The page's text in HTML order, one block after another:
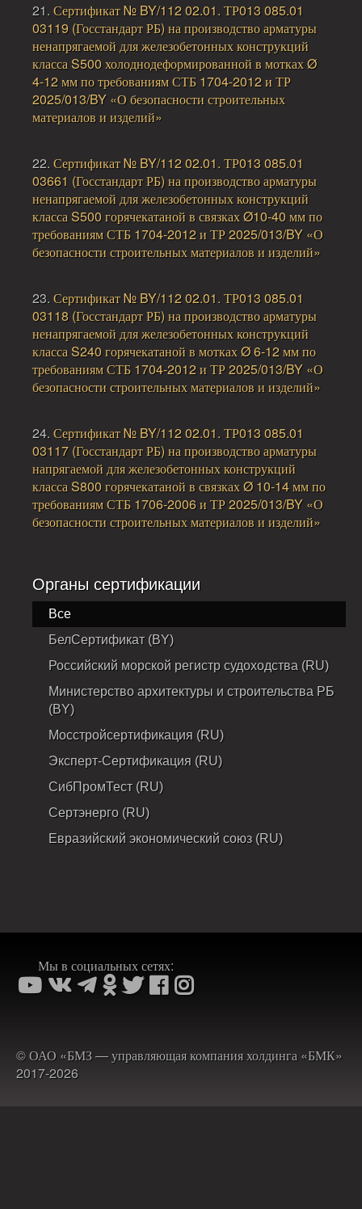
21. Сертификат № BY/112 02.01. ТР013 085.01
03119 (Госстандарт РБ) на производство арматуры
ненапрягаемой для железобетонных конструкций
класса S500 холоднодеформированной в мотках Ø
4-12 мм по требованиям СТБ 1704-2012 и ТР
2025/013/BY «О безопасности строительных
материалов и изделий»
22. Сертификат № BY/112 02.01. ТР013 085.01
03661 (Госстандарт РБ) на производство арматуры
ненапрягаемой для железобетонных конструкций
класса S500 горячекатаной в связках Ø10-40 мм по
требованиям СТБ 1704-2012 и ТР 2025/013/BY «О
безопасности строительных материалов и изделий»
23. Сертификат № BY/112 02.01. ТР013 085.01
03118 (Госстандарт РБ) на производство арматуры
ненапрягаемой для железобетонных конструкций
класса S240 горячекатаной в мотках Ø 6-12 мм по
требованиям СТБ 1704-2012 и ТР 2025/013/BY «О
безопасности строительных материалов и изделий»
24. Сертификат № BY/112 02.01. ТР013 085.01
03117 (Госстандарт РБ) на производство арматуры
напрягаемой для железобетонных конструкций
класса S800 горячекатаной в связках Ø 10-14 мм по
требованиям СТБ 1706-2006 и ТР 2025/013/BY «О
безопасности строительных материалов и изделий»
Органы сертификации
Все
БелСертификат (BY)
Российский морской регистр судоходства (RU)
Министерство архитектуры и строительства РБ
(BY)
Мосстройсертификация (RU)
Эксперт-Сертификация (RU)
СибПромТест (RU)
Сертэнерго (RU)
Евразийский экономический союз (RU)
Мы в социальных сетях:
© ОАО «БМЗ — управляющая компания холдинга «БМК»
2017-2026